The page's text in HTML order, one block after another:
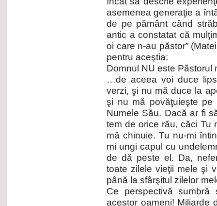
asemenea generaţie a
de pe pământ când
antic a constatat că
oi care n-au păstor”
pentru aceştia:
Domnul NU este
…de aceea voi duce
verzi, şi nu mă duce la
şi nu mă povăţuieşte pe
Numele Său. Dacă ar fi
tem de orice rău, căci Tu
mă chinuie. Tu nu-mi
mi ungi capul cu
de dă peste el. Da,
toate zilele vieţii mele şi
până la sfârşitul zilelor
Ce perspectivă
acestor oameni! Miliarde